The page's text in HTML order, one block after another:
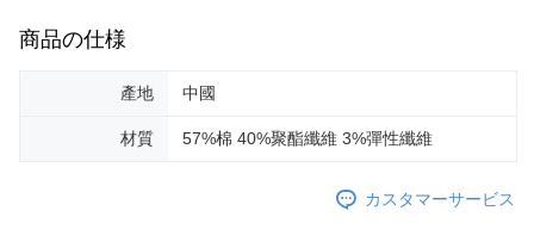
商品の仕様
產地 中國
材質 57%棉 40%聚酯纖維 3%彈性纖維
カスタマーサービス